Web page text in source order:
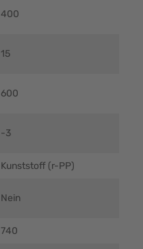
400
15
600
-3
Kunststoff (r-PP)
Nein
740